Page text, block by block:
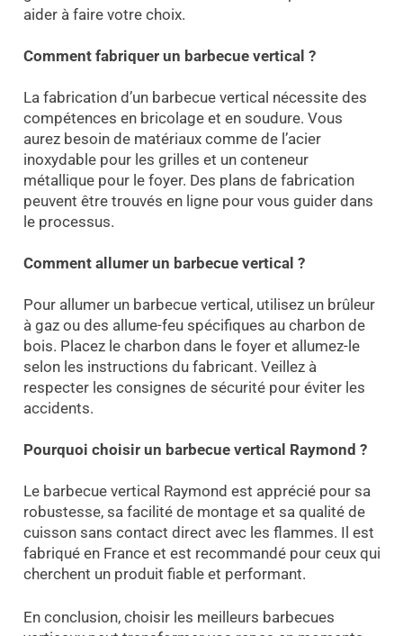
aider à faire votre choix.
Comment fabriquer un barbecue vertical ?
La fabrication d’un barbecue vertical nécessite des
compétences en bricolage et en soudure. Vous
aurez besoin de matériaux comme de l’acier
inoxydable pour les grilles et un conteneur
métallique pour le foyer. Des plans de fabrication
peuvent être trouvés en ligne pour vous guider dans
le processus.
Comment allumer un barbecue vertical ?
Pour allumer un barbecue vertical, utilisez un brûleur
à gaz ou des allume-feu spécifiques au charbon de
bois. Placez le charbon dans le foyer et allumez-le
selon les instructions du fabricant. Veillez à
respecter les consignes de sécurité pour éviter les
accidents.
Pourquoi choisir un barbecue vertical Raymond ?
Le barbecue vertical Raymond est apprécié pour sa
robustesse, sa facilité de montage et sa qualité de
cuisson sans contact direct avec les flammes. Il est
fabriqué en France et est recommandé pour ceux qui
cherchent un produit fiable et performant.
En conclusion, choisir les meilleurs barbecues